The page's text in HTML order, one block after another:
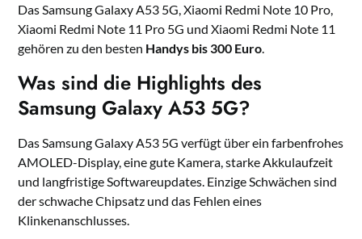
Das Samsung Galaxy A53 5G, Xiaomi Redmi Note 10 Pro,
Xiaomi Redmi Note 11 Pro 5G und Xiaomi Redmi Note 11
gehören zu den besten Handys bis 300 Euro.
Was sind die Highlights des
Samsung Galaxy A53 5G?
Das Samsung Galaxy A53 5G verfügt über ein farbenfrohes
AMOLED-Display, eine gute Kamera, starke Akkulaufzeit
und langfristige Softwareupdates. Einzige Schwächen sind
der schwache Chipsatz und das Fehlen eines
Klinkenanschlusses.